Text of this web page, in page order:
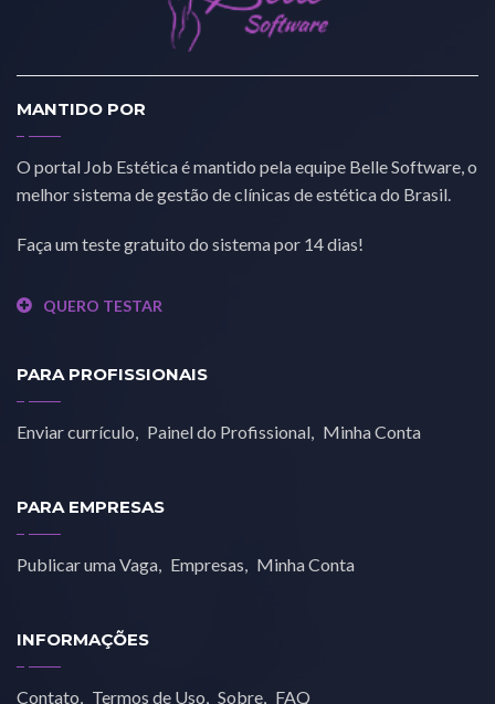
MANTIDO POR
O portal Job Estética é mantido pela equipe Belle Software, o
melhor sistema de gestão de clínicas de estética do Brasil.
Faça um teste gratuito do sistema por 14 dias!
QUERO TESTAR
PARA PROFISSIONAIS
Enviar currículo Painel do Profissional Minha Conta
PARA EMPRESAS
Publicar uma Vaga Empresas Minha Conta
INFORMAÇÕES
Contato Termos de Uso Sobre FAQ